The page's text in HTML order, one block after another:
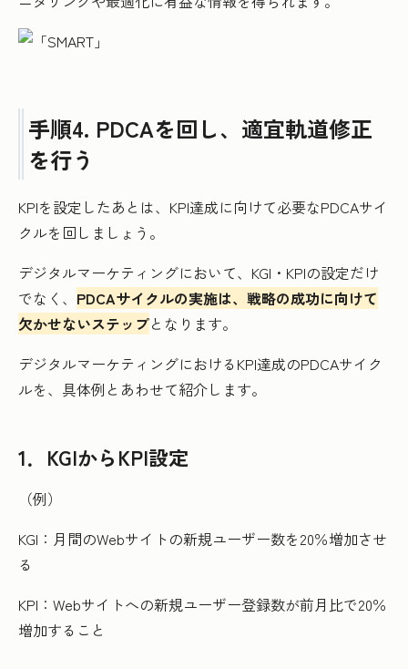
手順4. PDCAを回し、適宜軌道修正
を行う
KPIを設定したあとは、KPI達成に向けて必要なPDCAサイ
クルを回しましょう。
デジタルマーケティングにおいて、KGI・KPIの設定だけ
でなく、 PDCAサイクルの実施は、戦略の成功に向けて
欠かせないステップとなります。
デジタルマーケティングにおけるKPI達成のPDCAサイク
ルを、具体例とあわせて紹介します。
1．KGIからKPI設定
（例）
KGI：月間のWebサイトの新規ユーザー数を20％増加させ
る
KPI：Webサイトへの新規ユーザー登録数が前月比で20％
増加すること